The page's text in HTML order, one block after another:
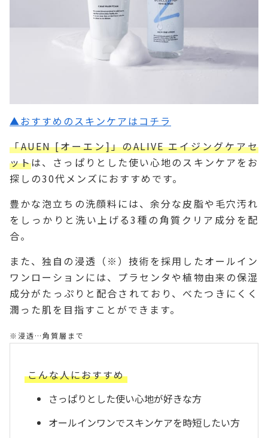
▲おすすめのスキンケアはコチラ
「AUEN [オーエン]」のALIVE エイジングケアセ
ットは、さっぱりとした使い心地のスキンケアをお
探しの30代メンズにおすすめです。
豊かな泡立ちの洗顔料には、余分な皮脂や毛穴汚れ
をしっかりと洗い上げる3種の角質クリア成分を配
合。
また、独自の浸透（※）技術を採用したオールイン
ワンローションには、プラセンタや植物由来の保湿
成分がたっぷりと配合されており、べたつきにくく
潤った肌を目指すことができます。
※浸透…角質層まで
こんな人におすすめ
さっぱりとした使い心地が好きな方
オールインワンでスキンケアを時短したい方